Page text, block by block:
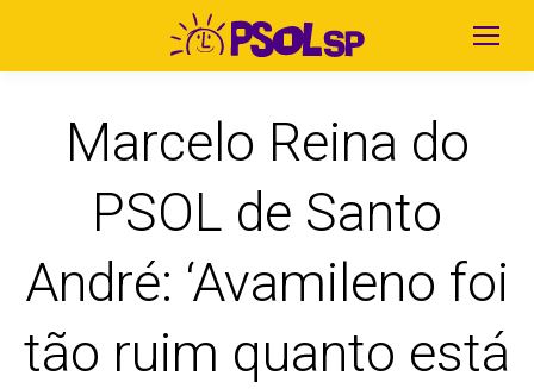
Marcelo Reina do
PSOL de Santo
André: ‘Avamileno foi
tão ruim quanto está